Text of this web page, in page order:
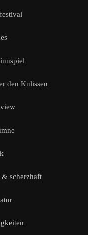
den Kulissen
& scherzhaft